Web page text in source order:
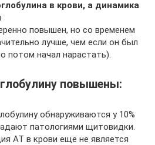
в крови, а динамика
повышен, но со временем
лучше, чем если он был
потом начал нарастать).
повышены:
обнаруживаются у 10%
патологиями щитовидки.
АТ в крови еще не является